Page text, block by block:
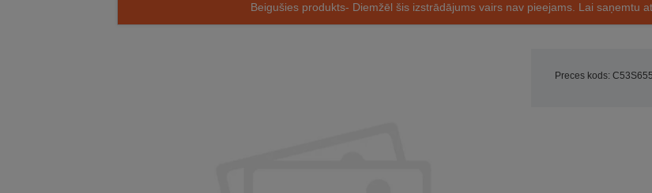
Beigušies produkts- Diemžēl šis izstrādājums vairs nav pieejams. Lai saņemtu
Preces kods: